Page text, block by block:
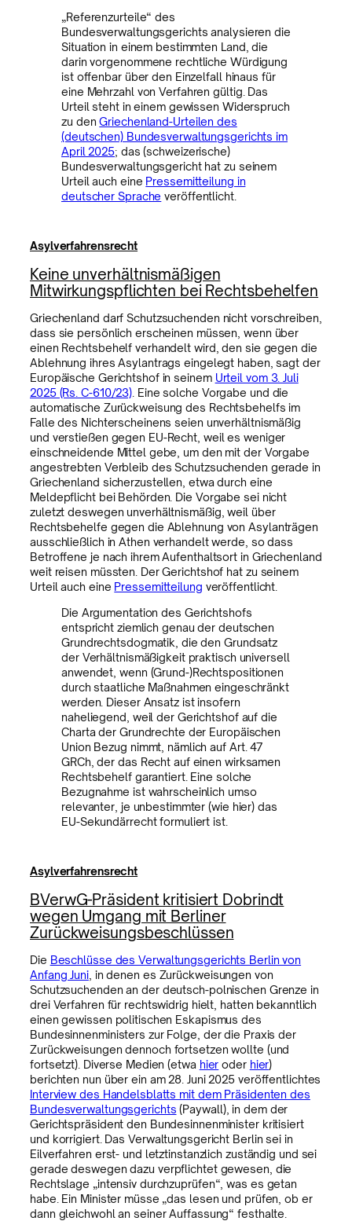
„Referenzurteile“ des
Bundesverwaltungsgerichts analysieren die
Situation in einem bestimmten Land, die
darin vorgenommene rechtliche Würdigung
ist offenbar über den Einzelfall hinaus für
eine Mehrzahl von Verfahren gültig. Das
Urteil steht in einem gewissen Widerspruch
zu denGriechenland-Urteilen des
(deutschen) Bundesverwaltungsgerichts im
April 2025; das (schweizerische)
Bundesverwaltungsgericht hat zu seinem
Urteil auch eine Pressemitteilung in
deutscher Sprache veröffentlicht.
Asylverfahrensrecht
Keine unverhältnismäßigen
Mitwirkungspflichten bei Rechtsbehelfen
Griechenland darf Schutzsuchenden nicht vorschreiben,
dass sie persönlich erscheinen müssen, wenn über
einen Rechtsbehelf verhandelt wird, den sie gegen die
Ablehnung ihres Asylantrags eingelegt haben, sagt der
Europäische Gerichtshof in seinem Urteil vom 3. Juli
2025 (Rs. C-610/23) . Eine solche Vorgabe und die
automatische Zurückweisung des Rechtsbehelfs im
Falle des Nichterscheinens seien unverhältnismäßig
und verstießen gegen EU-Recht, weil es weniger
einschneidende Mittel gebe, um den mit der Vorgabe
angestrebten Verbleib des Schutzsuchenden gerade in
Griechenland sicherzustellen, etwa durch eine
Meldepflicht bei Behörden. Die Vorgabe sei nicht
zuletzt deswegen unverhältnismäßig, weil über
Rechtsbehelfe gegen die Ablehnung von Asylanträgen
ausschließlich in Athen verhandelt werde, so dass
Betroffene je nach ihrem Aufenthaltsort in Griechenland
weit reisen müssten. Der Gerichtshof hat zu seinem
Urteil auch eine Pressemitteilung veröffentlicht.
Die Argumentation des Gerichtshofs
entspricht ziemlich genau der deutschen
Grundrechtsdogmatik, die den Grundsatz
der Verhältnismäßigkeit praktisch universell
anwendet, wenn (Grund-)Rechtspositionen
durch staatliche Maßnahmen eingeschränkt
werden. Dieser Ansatz ist insofern
naheliegend, weil der Gerichtshof auf die
Charta der Grundrechte der Europäischen
Union Bezug nimmt, nämlich auf Art. 47
GRCh, der das Recht auf einen wirksamen
Rechtsbehelf garantiert. Eine solche
Bezugnahme ist wahrscheinlich umso
relevanter, je unbestimmter (wie hier) das
EU-Sekundärrecht formuliert ist.
Asylverfahrensrecht
BVerwG-Präsident kritisiert Dobrindt
wegen Umgang mit Berliner
Zurückweisungsbeschlüssen
Die Beschlüsse des Verwaltungsgerichts Berlin von
Anfang Juni, in denen es Zurückweisungen von
Schutzsuchenden an der deutsch-polnischen Grenze in
drei Verfahren für rechtswidrig hielt, hatten bekanntlich
einen gewissen politischen Eskapismus des
Bundesinnenministers zur Folge, der die Praxis der
Zurückweisungen dennoch fortsetzen wollte (und
fortsetzt). Diverse Medien (etwa hier oder hier)
berichten nun über ein am 28. Juni 2025 veröffentlichtes
Interview des Handelsblatts mit dem Präsidenten des
Bundesverwaltungsgerichts (Paywall), in dem der
Gerichtspräsident den Bundesinnenminister kritisiert
und korrigiert. Das Verwaltungsgericht Berlin sei in
Eilverfahren erst- und letztinstanzlich zuständig und sei
gerade deswegen dazu verpflichtet gewesen, die
Rechtslage „intensiv durchzuprüfen“, was es getan
habe. Ein Minister müsse „das lesen und prüfen, ob er
dann gleichwohl an seiner Auffassung“ festhalte.